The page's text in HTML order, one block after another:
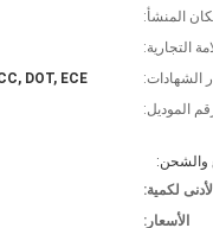
المنشأ:
التجارية:
الشهادات:
DOT, ECE
الموديل:
والشحن:
لكمية:
الأسعار: